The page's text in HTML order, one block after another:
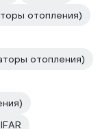
отопления)
отопления)